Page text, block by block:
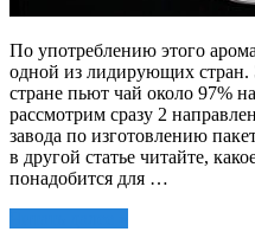
По употреблению этого
одной из лидирующих
стране пьют чай около 97%
рассмотрим сразу 2
завода по изготовлению
в другой статье читайте,
понадобится для …